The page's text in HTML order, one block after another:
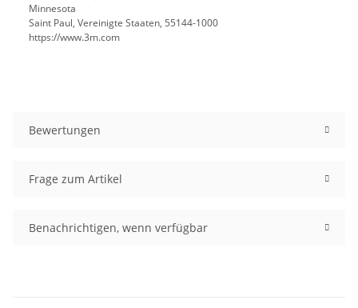
Minnesota
Saint Paul, Vereinigte Staaten, 55144-1000
https://www.3m.com
Bewertungen
Frage zum Artikel
Benachrichtigen, wenn verfügbar